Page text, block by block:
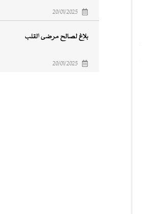
20/01/2025
بلاغ لصالح مرضى القلب
20/01/2025